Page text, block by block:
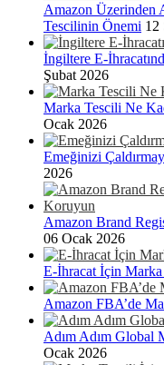
Amazon Üzerinden
Tescilinin Önemi 12
İngiltere E-
Şubat 2026
Marka Tescili Ne
Ocak 2026
Emeğinizi
2026
Amazon Brand
06 Ocak 2026
E-İhracat İçin Marka
Amazon FBA’de
Adım Adım Global
Ocak 2026